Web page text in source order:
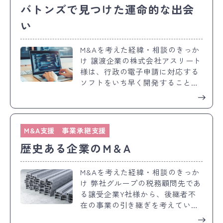
バトンズで見つけた運命的な出会
い
M&Aを考えた経緯・相談のきっか
け 譲渡企業の株式会社アスリート
様は、行政の電子申請に対応する
ソフトをいち早く開発することが
性を感じ始めたそうです。この業
界で生き残っていくには、既存の
アプリを保守しながら新しいこと
にも取り組んでいかなければなり
ません。そんな潮流に対して同社
は、これまでは新しい技術を持っ
た人を採用することで対応してき
ました。しかし、これから規模が
大きくなって、求められるスピー
M&A支援 事業承継支援
歴史ある企業のＭ&Ａ
M&Aを考えた経緯・相談のきっか
け 弊社グループの税務顧問先であ
る譲受企業Y社様から、後継者不
在の事業の引き継ぎを考えている